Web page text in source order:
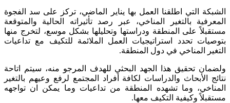
الشبكة التي اطلقنا العمل بها يناير الماضي، تركز على سد الفجوة
المعرفية بالتغير المناخي، عبر رصد تأثيراته الحالية والمتوقعة
مستقبلاً على المنطقة ودراستها وتحليلها بشكل موسع، لتخرج منها
بتوصيات تحدد استراتيجيات العمل الملائمة للتكيف مع تداعيات
التغير المناخي في دول المنطقة.
ولضمان تحقيق هذا الجهد البحثي للهدف المرجو منه، سيتم اتاحة
نتائج الأبحاث والدراسات لكافة أفراد المجتمع لرفع وعيهم بالتغير
المناخي، وما تشهده المنطقة من تداعيات وما يمكن ان تواجهه
مستقبلاً وكيفية التكيف معها.